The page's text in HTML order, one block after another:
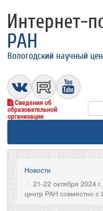
Интернет-
РАН
Вологодский научный
Сведения об
образовательной
организации
Новости
21-22 октября 2024
центр РАН совместно с